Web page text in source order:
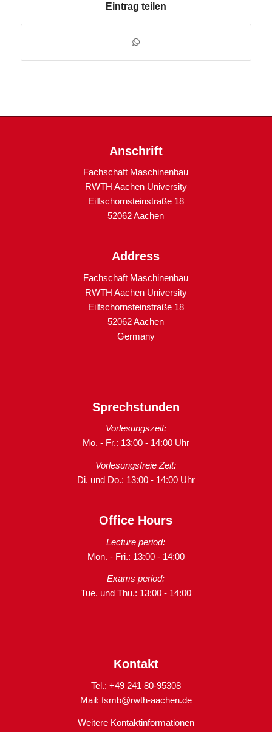
Eintrag teilen
Anschrift
Fachschaft Maschinenbau
RWTH Aachen University
Eilfschornsteinstraße 18
52062 Aachen
Address
Fachschaft Maschinenbau
RWTH Aachen University
Eilfschornsteinstraße 18
52062 Aachen
Germany
Sprechstunden
Vorlesungszeit:
Mo. - Fr.: 13:00 - 14:00 Uhr
Vorlesungsfreie Zeit:
Di. und Do.: 13:00 - 14:00 Uhr
Office Hours
Lecture period:
Mon. - Fri.: 13:00 - 14:00
Exams period:
Tue. und Thu.: 13:00 - 14:00
Kontakt
Tel.: +49 241 80-95308
Mail: fsmb@rwth-aachen.de
Weitere Kontaktinformationen